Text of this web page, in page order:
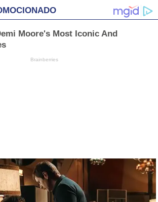
Moore's Most Iconic And
Brainberries